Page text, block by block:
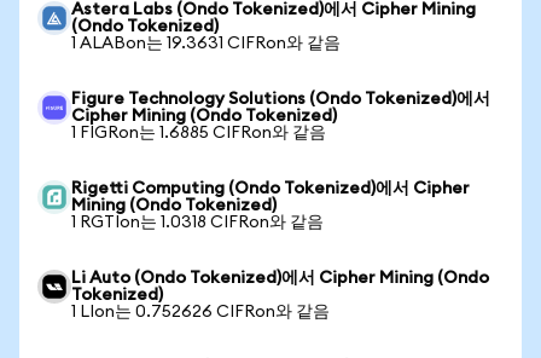
Astera Labs (Ondo Tokenized)에서 Cipher Mining
(Ondo Tokenized)
1 ALABon는 19.3631 CIFRon와 같음
Figure Technology Solutions (Ondo Tokenized)에서
Cipher Mining (Ondo Tokenized)
1 FIGRon는 1.6885 CIFRon와 같음
Rigetti Computing (Ondo Tokenized)에서 Cipher
Mining (Ondo Tokenized)
1 RGTIon는 1.0318 CIFRon와 같음
Li Auto (Ondo Tokenized)에서 Cipher Mining (Ondo
Tokenized)
1 LIon는 0.752626 CIFRon와 같음